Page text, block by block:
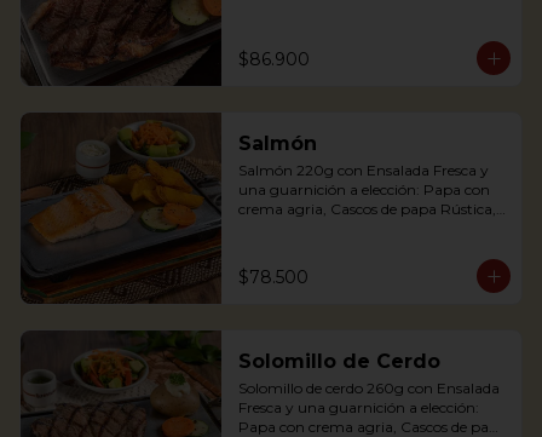
Yuca, Puré de papa y arracacha
Our delicious Rump Steak is served on
a griddle with a baked potato with
sour cream. Accompanied with a fresh
$86.900
Salmón
Salmón 220g con Ensalada Fresca y
una guarnición a elección: Papa con
crema agria, Cascos de papa Rústica,
arracacha. Acompañado de salsa de
soya y jengibre.
Accompanied with a salad and a
delicious ginger sauce.
$78.500
Solomillo de Cerdo
Solomillo de cerdo 260g con Ensalada
Fresca y una guarnición a elección:
Papa con crema agria, Cascos de papa